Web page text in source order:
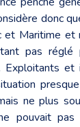
donc
et Maritime et
pas
Exploitants
ne plus
pouvait pas